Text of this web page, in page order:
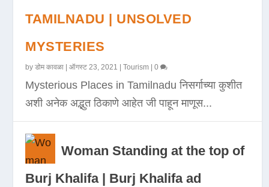
TAMILNADU | UNSOLVED
MYSTERIES
byडोम कावळा |ऑगस्ट 23, 2021 |Tourism |0
Mysterious Places in Tamilnadu निसर्गाच्या कुशीत
अशी अनेक अद्भुत ठिकाणे आहेत जी पाहून माणूस...
Woman Standing at the top of
Burj Khalifa | Burj Khalifa ad